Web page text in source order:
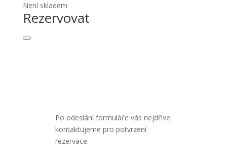
Není skladem
Rezervovat
Po odeslání formuláře vás nejdříve
kontaktujeme pro potvrzení
rezervace.